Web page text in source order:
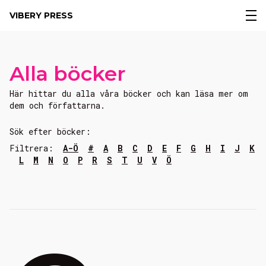
VIBERY PRESS
Alla böcker
Här hittar du alla våra böcker och kan läsa mer om
dem och författarna.
Sök efter böcker:
Filtrera:
A-Ö # A B C D E F G H I J
K
L
M N O P R S T U V Ö